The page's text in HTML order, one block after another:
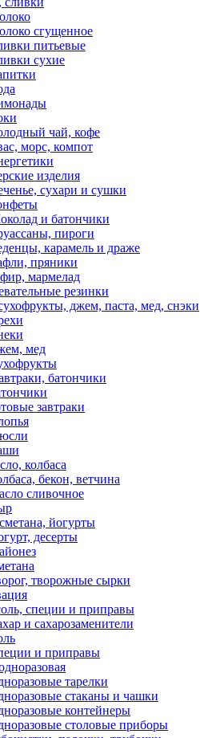
сгущенное
питьевые
сухие
чай, кофе
морс, компот
изделия
сухари и сушки
и батончики
пироги
карамель и драже
пряники
мармелад
резинки
джем, паста, мед, снэки
мед
батончики
завтраки
колбаса
бекон, ветчина
сливочное
йогурты
десерты
творожные сырки
специи и приправы
и сахарозаменители
и приправы
тарелки
стаканы и чашки
контейнеры
столовые приборы